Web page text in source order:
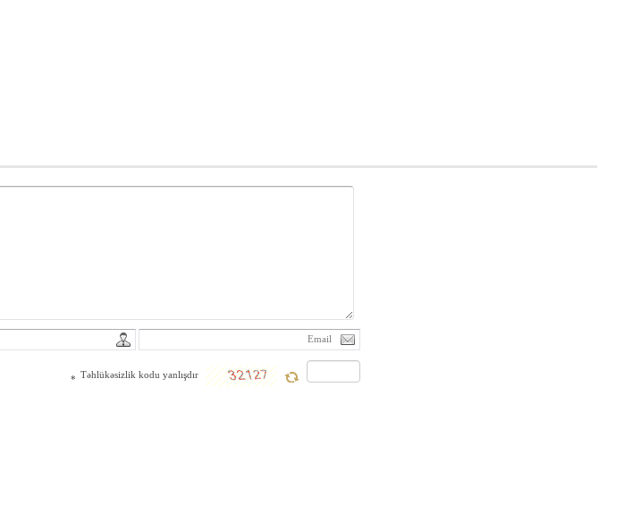
* Təhlükəsizlik kodu yanlışdır